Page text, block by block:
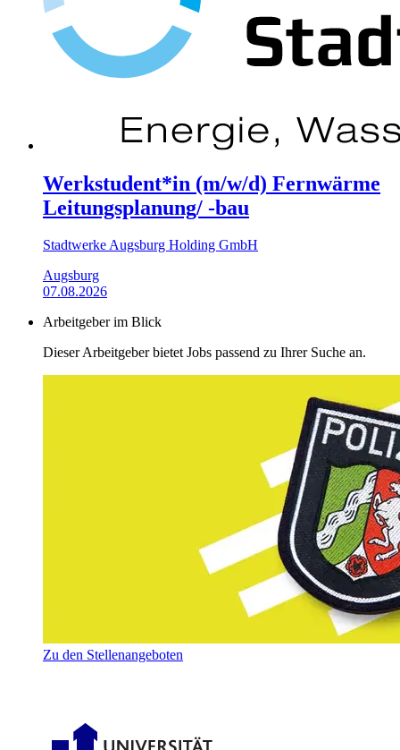
Werkstudent*in (m/w/d) Fernwärme
Leitungsplanung/ -bau
Stadtwerke Augsburg Holding GmbH
Augsburg
07.08.2026
Arbeitgeber im Blick
Dieser Arbeitgeber bietet Jobs passend zu Ihrer Suche an.
Zu den Stellenangeboten